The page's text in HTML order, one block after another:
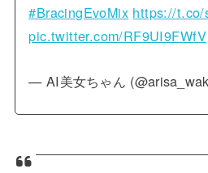
#BracingEvoMix https://t.co/
pic.twitter.com/RF9UI9FWfV
— AI美女ちゃん